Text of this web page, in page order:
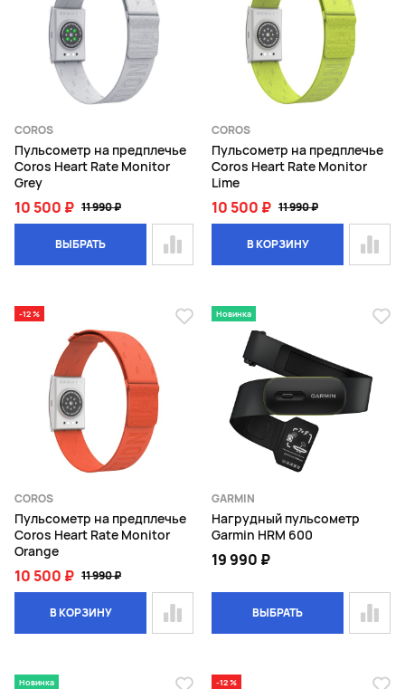
COROS
Пульсометр на предплечье
Coros Heart Rate Monitor
Grey
10 500 ₽ 11 990 ₽
ВЫБРАТЬ
COROS
Пульсометр на предплечье
Coros Heart Rate Monitor
Lime
10 500 ₽ 11 990 ₽
В КОРЗИНУ
-12 %
COROS
Пульсометр на предплечье
Coros Heart Rate Monitor
Orange
10 500 ₽ 11 990 ₽
В КОРЗИНУ
Новинка
GARMIN
Нагрудный пульсометр
Garmin HRM 600
19 990 ₽
ВЫБРАТЬ
Новинка -12 %